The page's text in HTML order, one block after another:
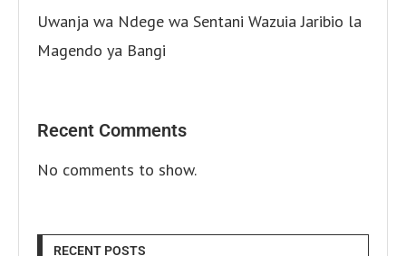
Uwanja wa Ndege wa Sentani Wazuia Jaribio la
Magendo ya Bangi
Recent Comments
No comments to show.
RECENT POSTS